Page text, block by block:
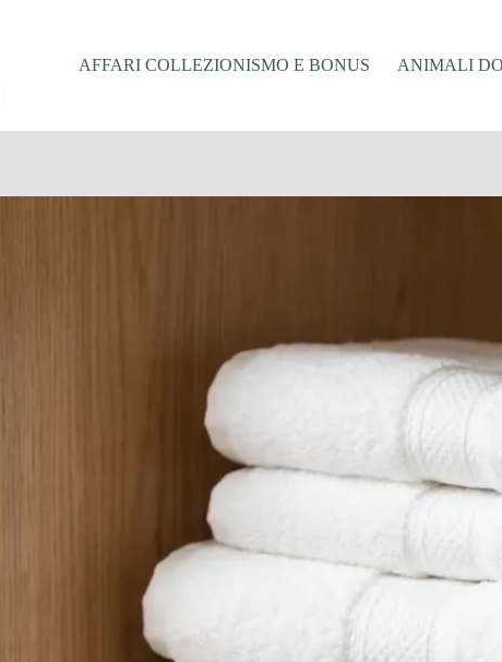
AFFARI COLLEZIONISMO E BONUS ANIMALI